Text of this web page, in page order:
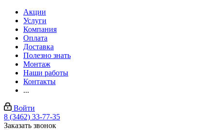
Акции
Услуги
Компания
Оплата
Доставка
Полезно знать
Монтаж
Наши работы
Контакты
...
Войти
8 (3462) 33-77-35
Заказать звонок